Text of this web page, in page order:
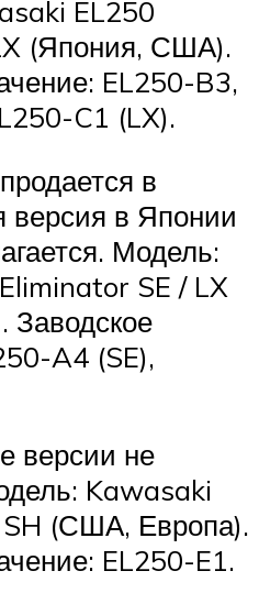
EL250
(Япония, США).
EL250-B3,
C1 (LX).
в
в Японии
Модель:
SE / LX
Заводское
A4 (SE),
версии не
Kawasaki
(США, Европа).
EL250-E1.